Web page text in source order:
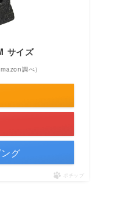
サイズ
調べ）
グ
ポチップ